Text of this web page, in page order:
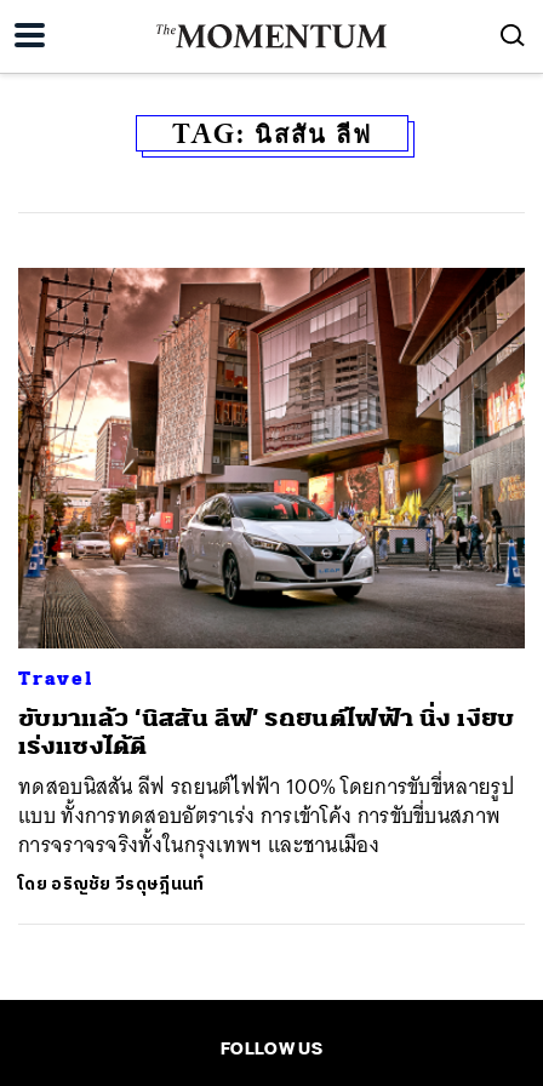
TAG: นิสสัน ลีฟ
Travel
ขับมาแล้ว ‘นิสสัน ลีฟ’ รถยนต์ไฟฟ้า นิ่ง เงียบ
เร่งแซงได้ดี
ทดสอบนิสสัน ลีฟ รถยนต์ไฟฟ้า 100% โดยการขับขี่หลายรูป
แบบ ทั้งการทดสอบอัตราเร่ง การเข้าโค้ง การขับขี่บนสภาพ
การจราจรจริงทั้งในกรุงเทพฯ และชานเมือง
โดย อริญชัย วีรดุษฎีนนท์
FOLLOW US
ค้นหา
SHARE TWEET LINE EMAIL